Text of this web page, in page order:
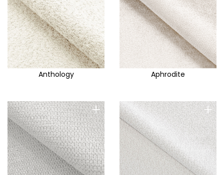
Anthology Aphrodite
+ +